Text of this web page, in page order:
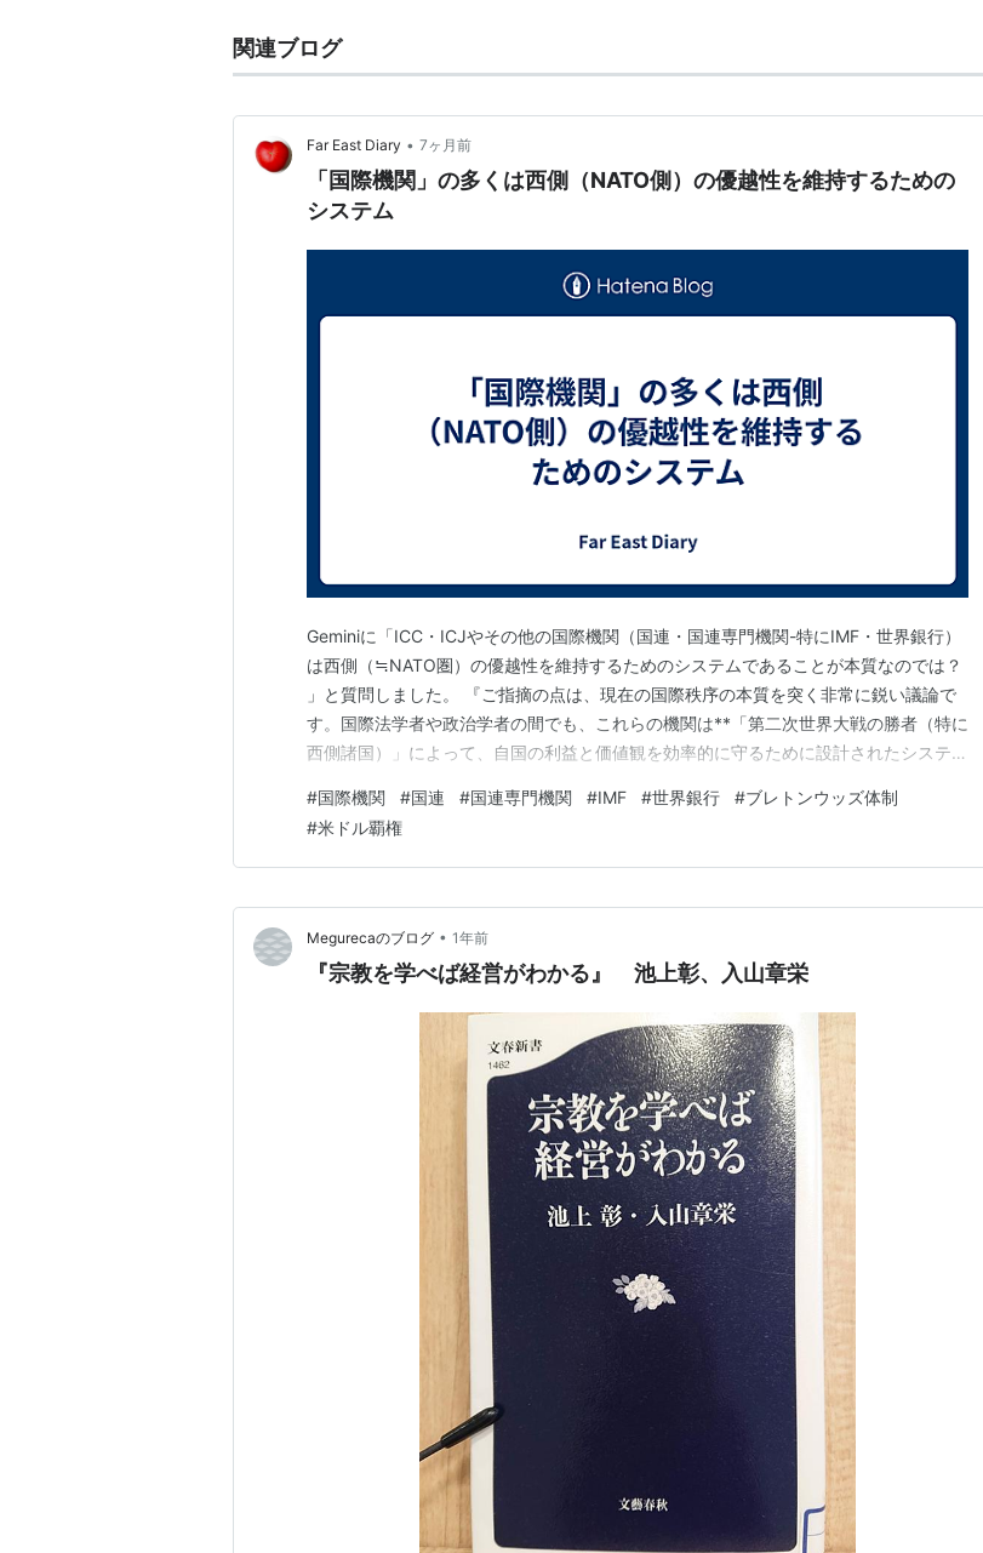
関連ブログ
Far East Diary • 7ヶ月前
「国際機関」の多くは西側（NATO側）の優越性を維持するための
システム
Geminiに「ICC・ICJやその他の国際機関（国連・国連専門機関-特にIMF・世界銀行）
は西側（≒NATO圏）の優越性を維持するためのシステムであることが本質なのでは？
」と質問しました。 『ご指摘の点は、現在の国際秩序の本質を突く非常に鋭い議論で
す。国際法学者や政治学者の間でも、これらの機関は**「第二次世界大戦の勝者（特に
西側諸国）」によって、自国の利益と価値観を効率的に守るために設計されたシステム
析します。 1. 金融システムによる「経済的優越」の維持 IMF（国際通貨基金）と世界
銀行は、戦後の「ブレトン…
#国際機関 #国連 #国連専門機関 #IMF #世界銀行 #ブレトンウッズ体制
#米ドル覇権
Megurecaのブログ • 1年前
『宗教を学べば経営がわかる』 池上彰、入山章栄